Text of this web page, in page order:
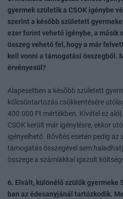
gyermek születik a CSOK igénybe
szerint a később született
ezer forint vehető igénybe, a másik
összeg vehető fel, hogy a már
kell vonni a támogatási összegből.
érvényesül?
Alapesetben a később született
kölcsöntartozás csökkentésére
400.000 Ft mértékben. Kivétel ez
CSOK került már igénylésre, ekkor
igényelhető. Bővítés esetén pedig
támogatás összegével sem
összege a számlákkal igazolt
6. Elvált, különélő szülők gyermeke
ban az édesanyjánál tartózkodik.